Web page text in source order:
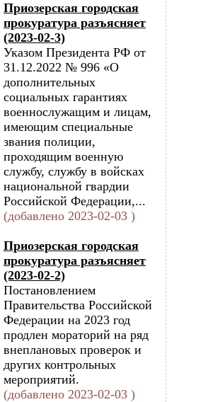
Приозерская городская
прокуратура разъясняет
(2023-02-3)
Указом Президента РФ от
31.12.2022 № 996 «О
дополнительных
социальных гарантиях
военнослужащим и лицам,
имеющим специальные
звания полиции,
проходящим военную
службу, службу в войсках
национальной гвардии
Российской Федерации,...
(добавлено 2023-02-03 )
Приозерская городская
прокуратура разъясняет
(2023-02-2)
Постановлением
Правительства Российской
Федерации на 2023 год
продлен мораторий на ряд
внеплановых проверок и
других контрольных
мероприятий.
(добавлено 2023-02-03 )